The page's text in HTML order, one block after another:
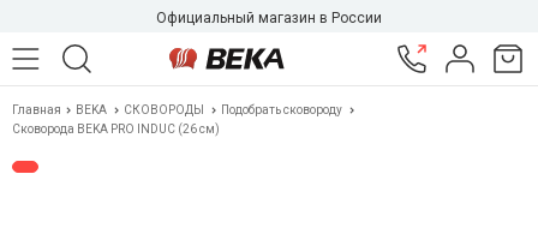
Официальный магазин в России
Главная BEKA СКОВОРОДЫ
Подобрать сковороду
Сковорода BEKA PRO INDUC (26 см)